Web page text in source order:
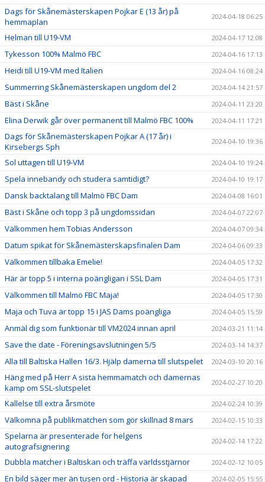
Dags för Skånemästerskapen Pojkar E (13 år) på
hemmaplan
2024-04-18 06:25
Helman till U19-VM 2024-04-17 12:08
Tykesson 100% Malmö FBC 2024-04-16 17:13
Heidi till U19-VM med Italien 2024-04-16 08:24
Summerring Skånemästerskapen ungdom del 2 2024-04-14 21:57
Bäst i Skåne 2024-04-11 23:20
Elina Derwik går över permanent till Malmö FBC 100% 2024-04-11 17:21
Dags för Skånemästerskapen Pojkar A (17 år) i
Kirsebergs Sph
2024-04-10 19:36
Sol uttagen till U19-VM 2024-04-10 19:24
Spela innebandy och studera samtidigt? 2024-04-10 19:17
Dansk backtalang till Malmö FBC Dam 2024-04-08 16:01
Bäst i Skåne och topp 3 på ungdomssidan 2024-04-07 22:07
Välkommen hem Tobias Andersson 2024-04-07 09:34
Datum spikat för Skånemästerskapsfinalen Dam 2024-04-06 09:33
Välkommen tillbaka Emelie! 2024-04-05 17:32
Här är topp 5 i interna poängligan i SSL Dam 2024-04-05 17:31
Välkommen till Malmö FBC Maja! 2024-04-05 17:30
Maja och Tuva är topp 15 i JAS Dams poängliga 2024-04-05 15:59
Anmäl dig som funktionär till VM2024 innan april 2024-03-21 11:14
Save the date - Föreningsavslutningen 5/5 2024-03-14 14:37
Alla till Baltiska Hallen 16/3. Hjälp damerna till slutspelet 2024-03-10 20:16
Häng med på Herr A sista hemmamatch och damernas
kamp om SSL-slutspelet
2024-02-27 10:20
Kallelse till extra årsmöte 2024-02-24 10:39
Välkomna på publikmatchen som gör skillnad 8 mars 2024-02-15 10:33
Spelarna är presenterade för helgens
autografsignering
2024-02-14 17:22
Dubbla matcher i Baltiskan och träffa världsstjärnor 2024-02-12 10:05
En bild säger mer än tusen ord - Historia är skapad 2024-02-05 15:55